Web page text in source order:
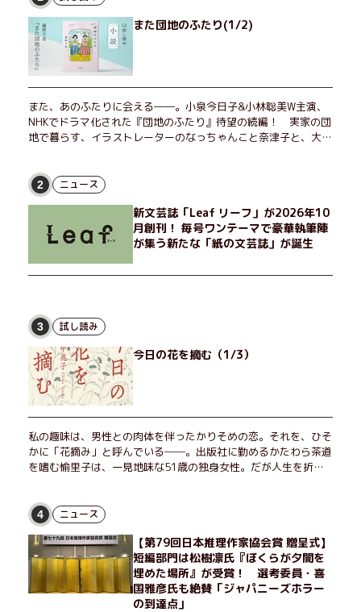
また団地のふたり(1/2)
また、あのふたりに会える――。小泉今日子&小林聡美W主演、
NHKでドラマ化された『団地のふたり』待望の続編！ 実家の団
地で暮らす、イラストレーターのなっちゃんこと奈津子と、大学
げたり、部屋でふたりだけの「台湾映画祭」を催したり。50代
独身、幼なじみの変わらぬ友情とささやかな幸せの日々を描く。
2 ニュース
新文芸誌「Leaf リーフ」が2026年10
月創刊！ 毎号ワンテーマで豪華執筆陣
が集う新たな「紙の文芸誌」が誕生
3 試し読み
今日の花を摘む（1/3）
私の趣味は、男性との肉体を伴ったかりそめの恋。それを、ひそ
かに「花摘み」と呼んでいる──。出版社に勤めるかたわら茶道
を嗜む愉里子は、一見地味な51歳の独身女性。だが人生を折り
せる男が現れた。茶の湯の粋人、70歳の万江島だ。だが彼に
は、ある秘密があった……。自分の心と身体を偽らない女たちの
姿と、その連帯を描く。赤裸々にして切実な、セクシュアリティ
をめぐる物語。
4 ニュース
【第79回日本推理作家協会賞 贈呈式】
短編部門は松樹凛氏『ぼくらが夕闇を
埋めた場所』が受賞！ 選考委員・喜
国雅彦氏も絶賛「ジャパニーズホラー
の到達点」